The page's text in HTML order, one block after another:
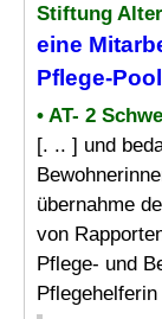
Stiftung
eine
Pflege-Pool
• AT- 2
[. .. ] und
übernahme
von
Pflege- und